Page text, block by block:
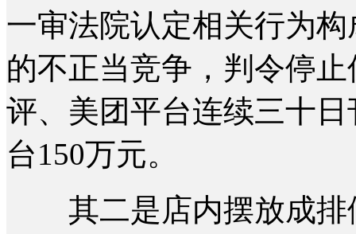
一审法院认定相关行为
的不正当竞争，判令停
评、美团平台连续三十
台150万元。
其二是店内摆放成排